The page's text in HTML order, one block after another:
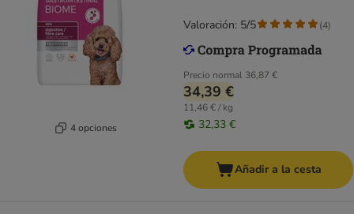
4 opciones
Precio normal 36,87 €
34,39 €
11,46 € / kg
32,33 €
Valoración: 5/5 (4)
Añadir a la cesta